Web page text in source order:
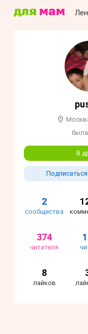
В
Подписаться
2
сообщества
374
читателя
8
лайков